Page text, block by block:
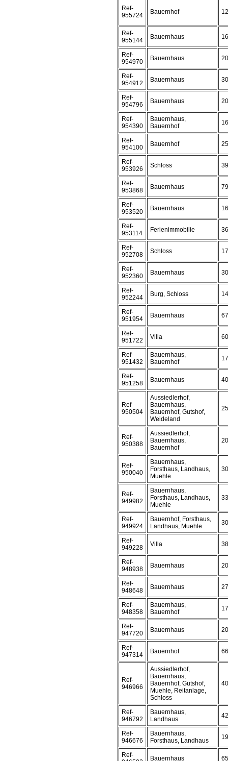
Ref-
955724
Bauernhof
Ref-
955144
Bauernhaus
Ref-
954970
Bauernhaus
Ref-
954912
Bauernhaus
Ref-
954796
Bauernhaus
Ref-
954390
Bauernhaus,
Bauernhof
Ref-
954100
Bauernhof
Ref-
953926
Schloss
Ref-
953868
Bauernhaus
Ref-
953520
Bauernhaus
Ref-
953114
Ferienimmobilie
Ref-
952708
Schloss
Ref-
952360
Bauernhaus
Ref-
952244
Burg, Schloss
Ref-
951954
Bauernhaus
Ref-
951722
Villa
Ref-
951432
Bauernhaus,
Bauernhof
Ref-
951258
Bauernhaus
Ref-
950504
Aussiedlerhof,
Bauernhaus,
Bauernhof, Gutshof,
Weideland
Ref-
950388
Aussiedlerhof,
Bauernhaus,
Bauernhof
Ref-
950040
Bauernhaus,
Forsthaus, Landhaus,
Muehle
Ref-
949982
Bauernhaus,
Forsthaus, Landhaus,
Muehle
Ref-
949924
Bauernhof, Forsthaus,
Landhaus, Muehle
Ref-
949228
Villa
Ref-
948938
Bauernhaus
Ref-
948648
Bauernhaus
Ref-
948358
Bauernhaus,
Bauernhof
Ref-
947720
Bauernhaus
Ref-
947314
Bauernhof
Ref-
946966
Aussiedlerhof,
Bauernhaus,
Bauernhof, Gutshof,
Muehle, Reitanlage,
Schloss
Ref-
946792
Bauernhaus,
Landhaus
Ref-
946676
Bauernhaus,
Forsthaus, Landhaus
Ref-
Bauernhaus